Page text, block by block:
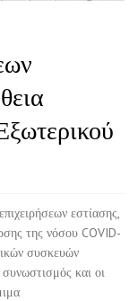
εστίασης,
της νόσου COVID-
συσκευών
και οι